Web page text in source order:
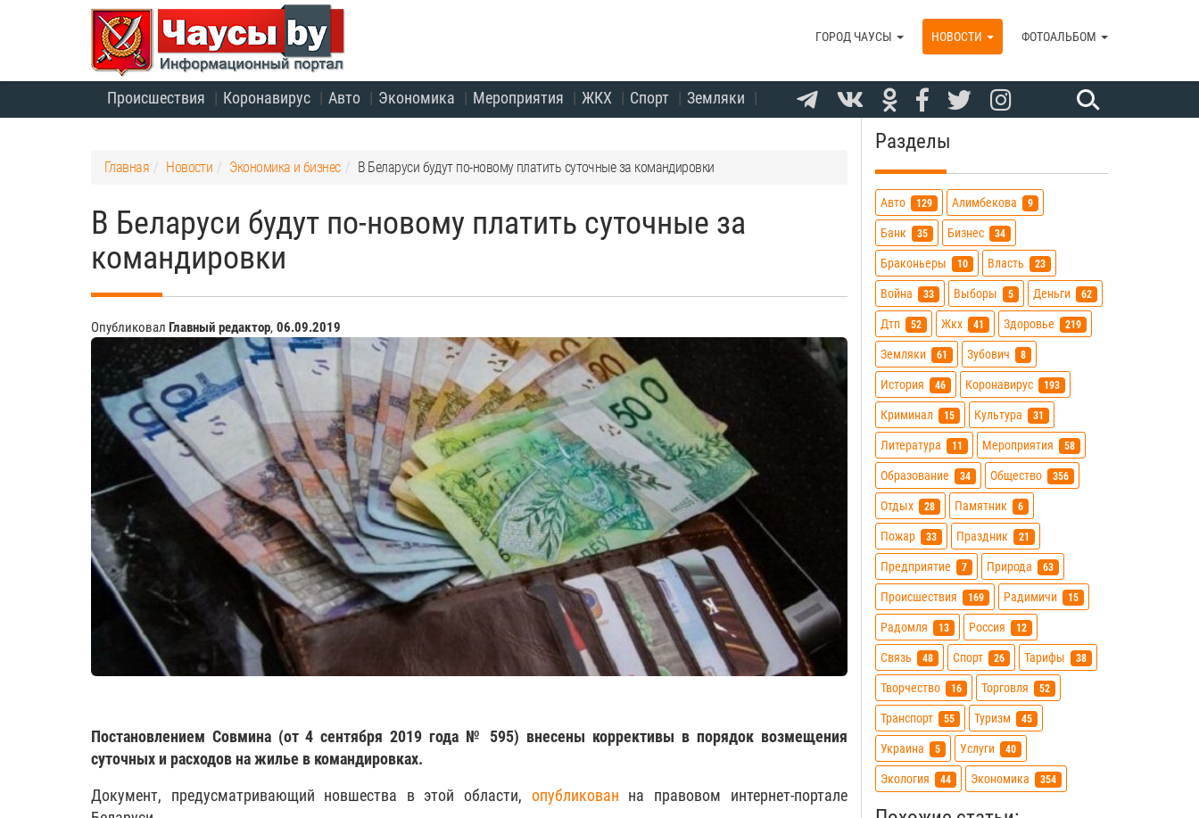
Происшествия Коронавирус Авто Экономика Мероприятия ЖКХ Спорт Земляки
ГОРОД ЧАУСЫ НОВОСТИ ФОТОАЛЬБОМ
Главная Новости Экономика и бизнес В Беларуси будут по-новому платить суточные за командировки
В Беларуси будут по-новому платить суточные за
командировки
Опубликовал Главный редактор, 06.09.2019
Постановлением Совмина (от 4 сентября 2019 года № 595) внесены коррективы в порядок возмещения
суточных и расходов на жилье в командировках.
Документ, предусматривающий новшества в этой области, опубликован на правовом интернет-портале
Разделы
Авто 129 Алимбекова 9
Банк 35 Бизнес 34
Браконьеры 10 Власть 23
Война 33 Выборы 5 Деньги 62
Дтп 52 Жкх 41 Здоровье 219
Земляки 61 Зубович 8
История 46 Коронавирус 193
Криминал 15 Культура 31
Литература 11 Мероприятия 58
Образование 34 Общество 356
Отдых 28 Памятник 6
Пожар 33 Праздник 21
Предприятие 7 Природа 63
Происшествия 169 Радимичи 15
Радомля 13 Россия 12
Связь 48 Спорт 26 Тарифы 38
Творчество 16 Торговля 52
Транспорт 55 Туризм 45
Украина 5 Услуги 40
Экология 44 Экономика 354